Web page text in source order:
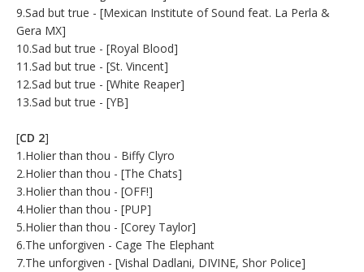
9.Sad but true - [Mexican Institute of Sound feat. La Perla &
Gera MX]
10.Sad but true - [Royal Blood]
11.Sad but true - [St. Vincent]
12.Sad but true - [White Reaper]
13.Sad but true - [YB]
[CD 2]
1.Holier than thou - Biffy Clyro
2.Holier than thou - [The Chats]
3.Holier than thou - [OFF!]
4.Holier than thou - [PUP]
5.Holier than thou - [Corey Taylor]
6.The unforgiven - Cage The Elephant
7.The unforgiven - [Vishal Dadlani, DIVINE, Shor Police]